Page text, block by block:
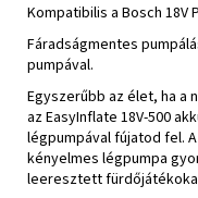
Kompatibilis a Bosch 18V
Fáradságmentes
pumpával.
Egyszerűbb az élet, ha
az EasyInflate 18V-500
légpumpával fújatod fel.
kényelmes légpumpa
leeresztett